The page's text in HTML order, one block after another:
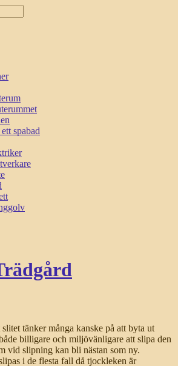
spabad
tänker många kanske på att byta ut
billigare och miljövänligare att slipa den
vid slipning kan bli nästan som ny.
i de flesta fall då tjockleken är